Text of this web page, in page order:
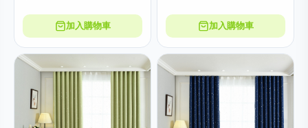
加入購物車 加入購物車